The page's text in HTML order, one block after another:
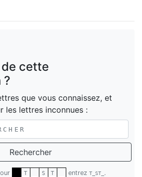
cette
?
que vous connaissez, et
les lettres inconnues :
Rechercher
T S T entrez T_ST_ .